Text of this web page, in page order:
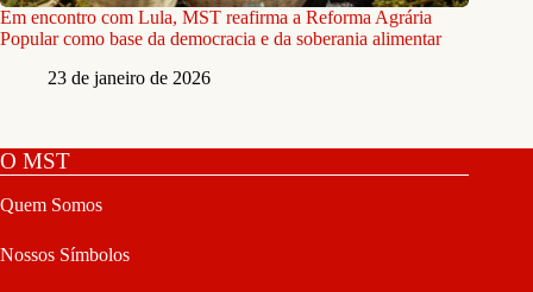
Em encontro com Lula, MST reafirma a Reforma Agrária
Popular como base da democracia e da soberania alimentar
23 de janeiro de 2026
O MST
Quem Somos
Nossos Símbolos